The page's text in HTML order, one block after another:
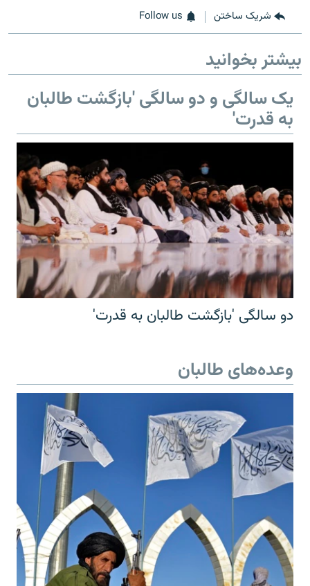
شریک ساختن Follow us
بیشتر بخوانید
یک سالگی و دو سالگی 'بازگشت طالبان
به قدرت'
دو سالگی 'بازگشت طالبان به قدرت'
وعده‌های طالبان